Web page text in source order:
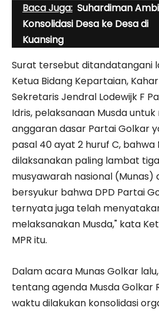
Baca Juga: Suhardiman Ambi
Konsolidasi Desa ke Desa di
Kuansing
Surat tersebut ditandatangani
Ketua Bidang Kepartaian,
Sekretaris Jendral Lodewijk F
Idris, pelaksanaan Musda
anggaran dasar Partai Golkar
pasal 40 ayat 2 huruf C, bahwa
dilaksanakan paling lambat
musyawarah nasional (Munas)
bersyukur bahwa DPD Partai
ternyata juga telah
melaksanakan Musda," kata
MPR itu.
Dalam acara Munas Golkar
tentang agenda Musda Golkar
waktu dilakukan konsolidasi